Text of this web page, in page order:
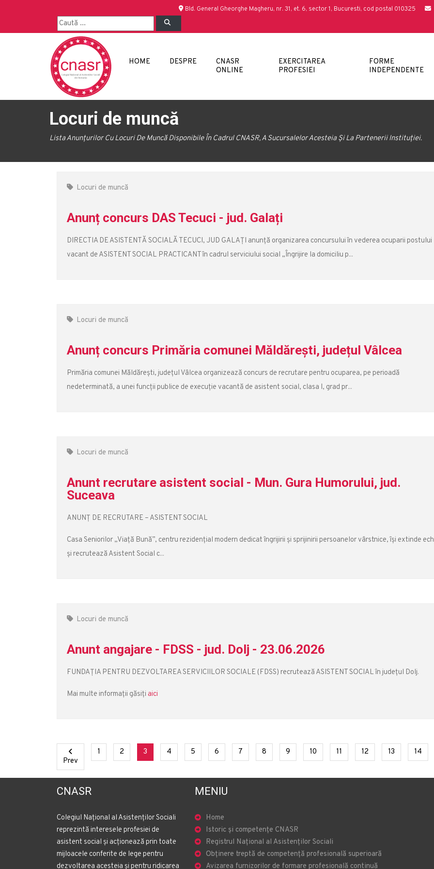
Bld. General Gheorghe Magheru, nr. 31, et. 6, sector 1, Bucuresti, cod postal 010325
HOME DESPRE
CNASR
ONLINE
EXERCITAREA
PROFESIEI
FORME
INDEPENDENTE
Locuri de muncă
Lista Anunțurilor Cu Locuri De Muncă Disponibile În Cadrul CNASR, A Sucursalelor Acesteia Și La Partenerii Instituției.
Locuri de muncă
Anunț concurs DAS Tecuci - jud. Galați
DIRECTIA DE ASISTENTĂ SOCIALĂ TECUCI, JUD GALAȚI anunță organizarea concursului în vederea ocuparii postului
vacant de ASISTENT SOCIAL PRACTICANT în cadrul serviciului social „Îngrijire la domiciliu p...
Locuri de muncă
Anunț concurs Primăria comunei Măldărești, județul Vâlcea
Primăria comunei Măldărești, județul Vâlcea organizează concurs de recrutare pentru ocuparea, pe perioadă
nedeterminată, a unei funcții publice de execuție vacantă de asistent social, clasa I, grad pr...
Locuri de muncă
Anunt recrutare asistent social - Mun. Gura Humorului, jud.
Suceava
ANUNȚ DE RECRUTARE – ASISTENT SOCIAL
Casa Seniorilor „Viață Bună”, centru rezidențial modern dedicat îngrijirii și sprijinirii persoanelor vârstnice, își extinde
și recrutează Asistent Social c...
Locuri de muncă
Anunt angajare - FDSS - jud. Dolj - 23.06.2026
FUNDAȚIA PENTRU DEZVOLTAREA SERVICIILOR SOCIALE (FDSS) recrutează ASISTENT SOCIAL în județul Dolj.
Mai multe informații găsiți aici
Prev Previous
1 (current)
2 (current)
3 (current)
4 (current)
5 (current)
6 (current)
7 (current)
8 (current)
9 (current)
10 (current)
11 (current)
12 (current)
13 (current)
14
CNASR
Colegiul Național al Asistenților Sociali
reprezintă interesele profesiei de
asistent social și acționează prin toate
mijloacele conferite de lege pentru
dezvoltarea acesteia și pentru ridicarea
MENIU
Home
Istoric și competențe CNASR
Registrul Național al Asistenților Sociali
Obținere treptă de competență profesională superioară
Avizarea furnizorilor de formare profesională continuă